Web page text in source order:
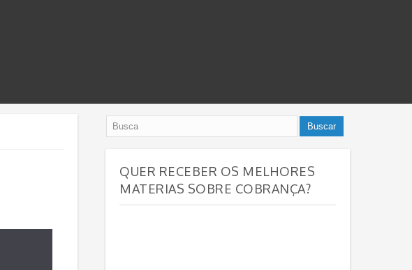
QUER RECEBER OS MELHORES
MATERIAS SOBRE COBRANÇA?